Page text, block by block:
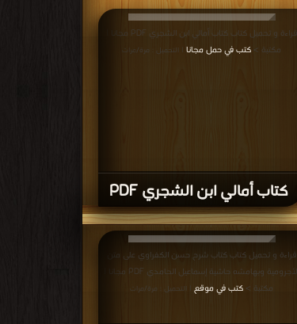
كتاب أمالي ابن الشجري PDF
قراءة و تحميل كتاب كتاب أمالي ابن الشجري PDF مجانا |
مكتبة > كتب في حمل مجانا| التحميل : مرة/مرات
قراءة و تحميل كتاب كتاب شرح حسن الكفراوي على متن
الأجرومية وبهامشه حاشية إسماعيل الحامدي PDF مجانا |
مكتبة > كتب في موقع | التحميل : مرة/مرات